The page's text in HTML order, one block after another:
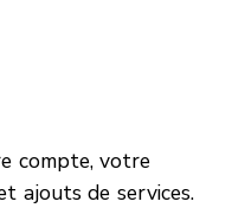
compte, votre
ajouts de services.